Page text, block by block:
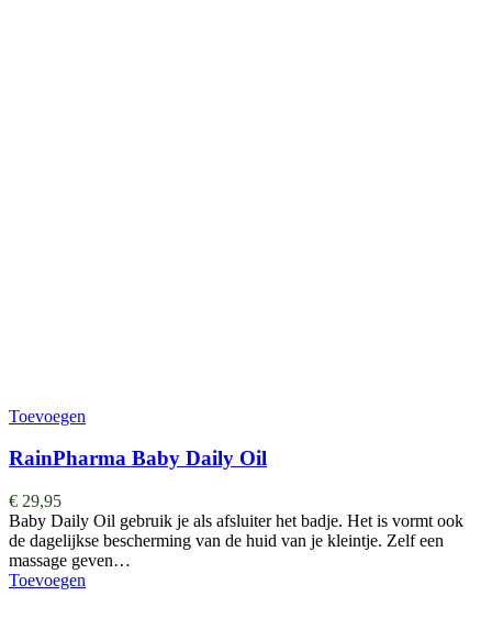
Toevoegen
RainPharma Baby Daily Oil
€ 29,95
Baby Daily Oil gebruik je als afsluiter het badje. Het is vormt ook
de dagelijkse bescherming van de huid van je kleintje. Zelf een
massage geven…
Toevoegen